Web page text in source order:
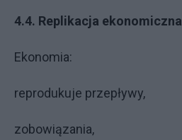
4.4. Replikacja ekonomiczna
Ekonomia:
reprodukuje przepływy,
zobowiązania,